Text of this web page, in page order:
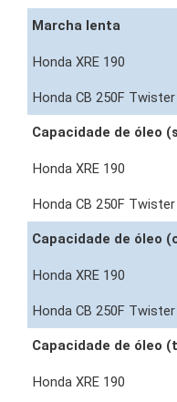
Marcha lenta
Capacidade de óleo
Capacidade de óleo
Capacidade de óleo